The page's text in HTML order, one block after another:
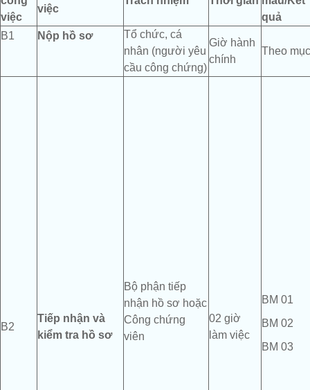
việc
việc
quả
B1
Nộp hồ sơ
Tổ chức, cá
nhân (người yêu
cầu công chứng)
Giờ hành
chính
Theo
B2
Tiếp nhận và
kiểm tra hồ sơ
Bộ phận tiếp
nhận hồ sơ hoặc
Công chứng
viên
02 giờ
làm việc
BM 01
BM 02
BM 03